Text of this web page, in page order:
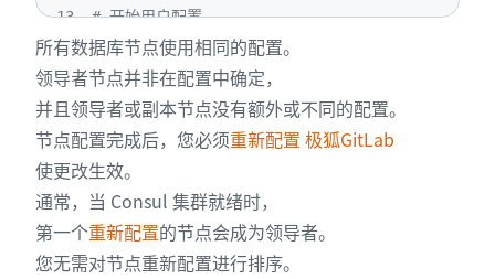
13
# 开始用户配置
14
#  设置真实值，如“所需信息”部分所述
15
#
17
postgresql [ 'pgbouncer_user_password'
18
# 用生成的 md5 值替换
19
postgresql
20
# 用生成的 md5 值替换 POSTGRESQL_PASSWORD_HASH
21
postgresql['sql_user_password'
22
所有数据库节点使用相同的配置。
领导者节点并非在配置中确定，
并且领导者或副本节点没有额外或不同的配置。
节点配置完成后，您必须重新配置 极狐GitLab
使更改生效。
通常，当 Consul 集群就绪时，
第一个重新配置的节点会成为领导者。
您无需对节点重新配置进行排序。